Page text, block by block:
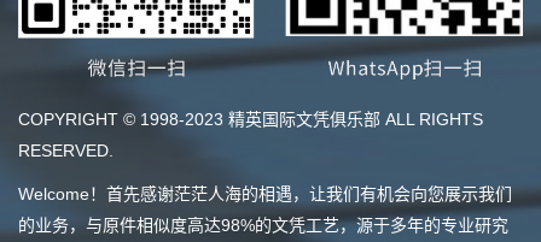
COPYRIGHT © 1998-2023 精英国际文凭俱乐部 ALL RIGHTS
RESERVED.
Welcome！首先感谢茫茫人海的相遇，让我们有机会向您展示我们
的业务，与原件相似度高达98%的文凭工艺，源于多年的专业研究